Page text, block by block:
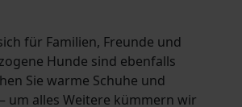
für Familien, Freunde und
Hunde sind ebenfalls
Sie warme Schuhe und
um alles Weitere kümmern wir